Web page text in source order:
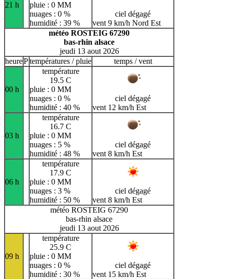
21 h
pluie : 0 MM
nuages : 0 %
humidité : 39 %
ciel dégagé
vent 9 km/h Nord Est
météo ROSTEIG 67290
bas-rhin alsace
jeudi 13 aout 2026
heurePtempératures / pluie temps / vent
00 h
température
19.5 C
pluie : 0 MM
nuages : 0 %
humidité : 40 %
ciel dégagé
vent 12 km/h Est
03 h
température
16.7 C
pluie : 0 MM
nuages : 5 %
humidité : 48 %
ciel dégagé
vent 8 km/h Est
06 h
température
17.9 C
pluie : 0 MM
nuages : 3 %
humidité : 50 %
ciel dégagé
vent 8 km/h Est
météo ROSTEIG 67290
bas-rhin alsace
jeudi 13 aout 2026
09 h
température
25.9 C
pluie : 0 MM
nuages : 0 %
humidité : 30 %
ciel dégagé
vent 15 km/h Est